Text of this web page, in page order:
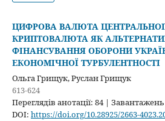
ЦИФРОВА ВАЛЮТА
КРИПТОВАЛЮТА ЯК
ФІНАНСУВАННЯ ОБОРОНИ
ЕКОНОМІЧНОЇ ТУРБУЛЕНТНОСТІ
Ольга Грищук, Руслан Грищук
613-624
Переглядів анотації: 84 | Завантажень
DOI: https://doi.org/10.28925/2663-